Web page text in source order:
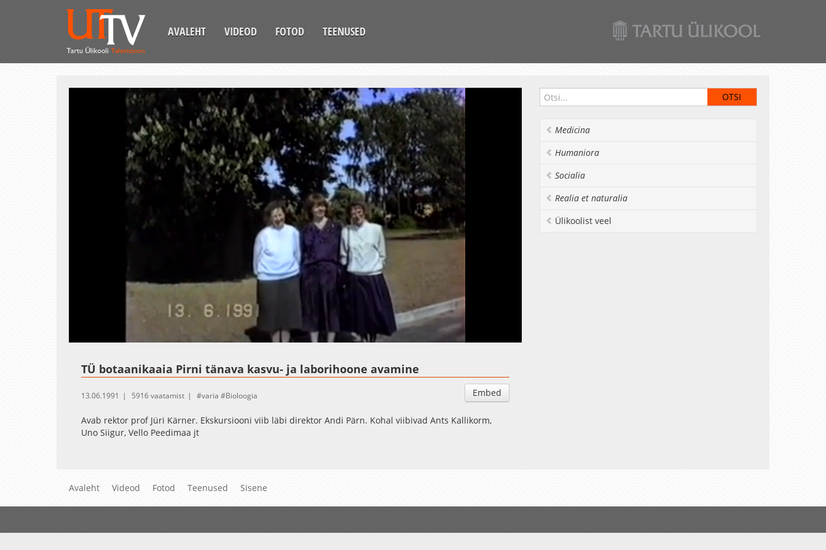
AVALEHT VIDEOD FOTOD TEENUSED
Esituskiirused
TÜ botaanikaaia Pirni tänava kasvu- ja laborihoone avamine
Embed
13.06.1991 5916 vaatamist varia Bioloogia
Avab rektor prof Jüri Kärner. Ekskursiooni viib läbi direktor Andi Pärn. Kohal viibivad Ants Kallikorm,
Uno Siigur, Vello Peedimaa jt
Medicina
Humaniora
Socialia
Realia et naturalia
Ülikoolist veel
Avaleht Videod Fotod Teenused Sisene